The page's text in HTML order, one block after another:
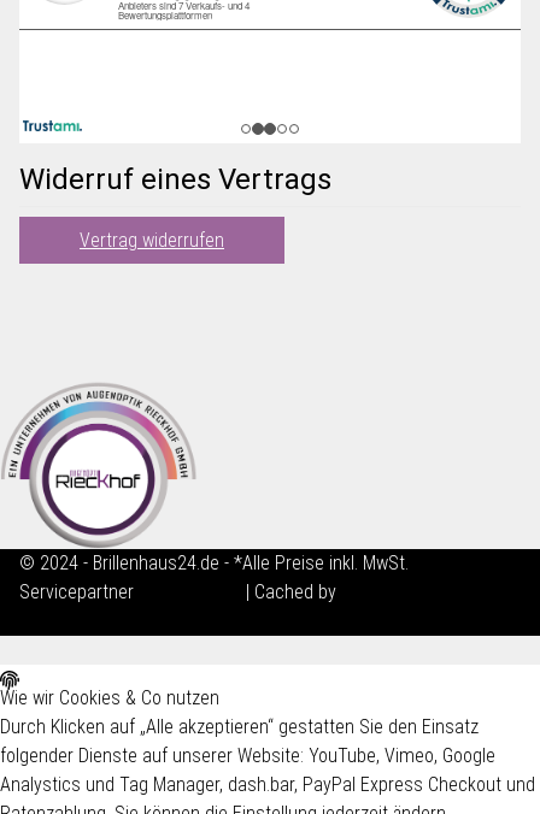
Widerruf eines Vertrags
Vertrag widerrufen
© 2024 - Brillenhaus24.de - *Alle Preise inkl. MwSt.
Servicepartner
| Cached by
Wie wir Cookies & Co nutzen
Durch Klicken auf „Alle akzeptieren“ gestatten Sie den Einsatz
folgender Dienste auf unserer Website: YouTube, Vimeo, Google
Analystics und Tag Manager, dash.bar, PayPal Express Checkout und